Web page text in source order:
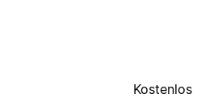
Kostenlos